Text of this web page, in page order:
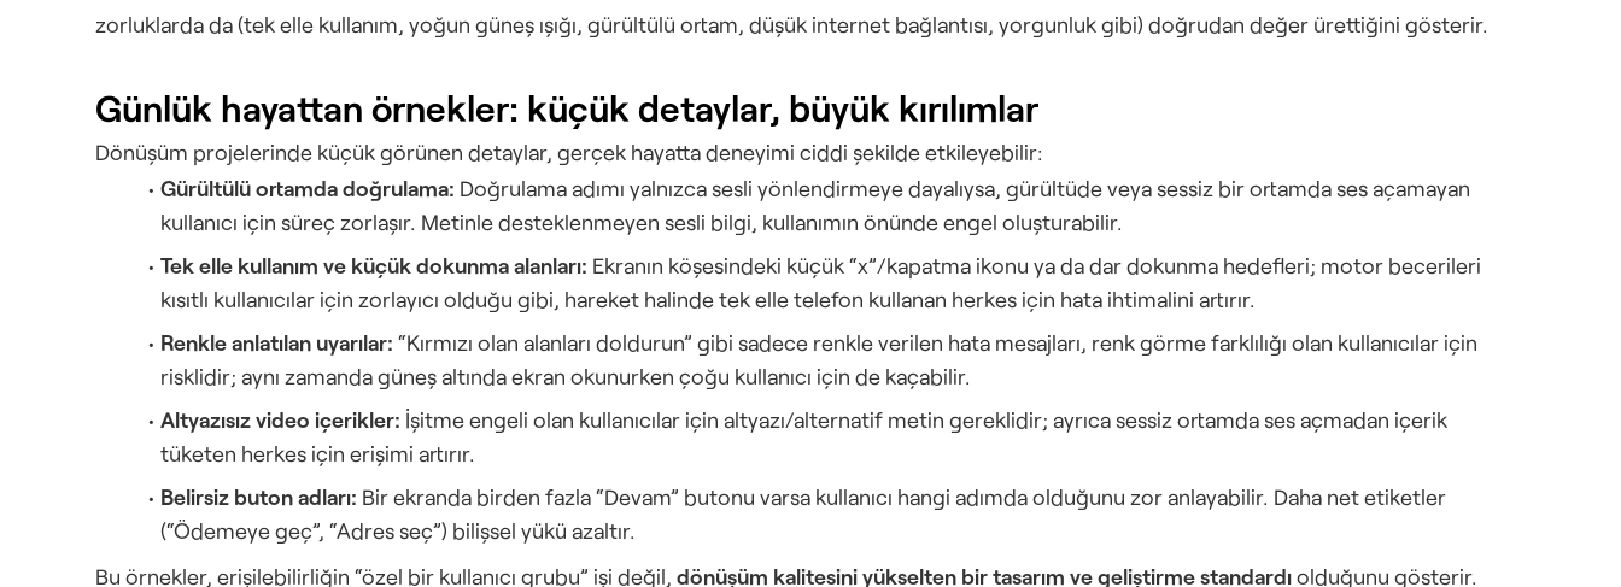
zorluklarda da (tek elle kullanım, yoğun güneş ışığı, gürültülü ortam, düşük internet bağlantısı, yorgunluk gibi) doğrudan değer ürettiğini gösterir.
Günlük hayattan örnekler: küçük detaylar, büyük kırılımlar
Dönüşüm projelerinde küçük görünen detaylar, gerçek hayatta deneyimi ciddi şekilde etkileyebilir:
Gürültülü ortamda doğrulama: Doğrulama adımı yalnızca sesli yönlendirmeye dayalıysa, gürültüde veya sessiz bir ortamda ses açamayan
kullanıcı için süreç zorlaşır. Metinle desteklenmeyen sesli bilgi, kullanımın önünde engel oluşturabilir.
Tek elle kullanım ve küçük dokunma alanları: Ekranın köşesindeki küçük “x”/kapatma ikonu ya da dar dokunma hedefleri; motor becerileri
kısıtlı kullanıcılar için zorlayıcı olduğu gibi, hareket halinde tek elle telefon kullanan herkes için hata ihtimalini artırır.
Renkle anlatılan uyarılar: “Kırmızı olan alanları doldurun” gibi sadece renkle verilen hata mesajları, renk görme farklılığı olan kullanıcılar için
risklidir; aynı zamanda güneş altında ekran okunurken çoğu kullanıcı için de kaçabilir.
Altyazısız video içerikler: İşitme engeli olan kullanıcılar için altyazı/alternatif metin gereklidir; ayrıca sessiz ortamda ses açmadan içerik
tüketen herkes için erişimi artırır.
Belirsiz buton adları: Bir ekranda birden fazla “Devam” butonu varsa kullanıcı hangi adımda olduğunu zor anlayabilir. Daha net etiketler
(“Ödemeye geç”, “Adres seç”) bilişsel yükü azaltır.
Bu örnekler, erişilebilirliğin “özel bir kullanıcı grubu” işi değil, dönüşüm kalitesini yükselten bir tasarım ve geliştirme standardı olduğunu gösterir.